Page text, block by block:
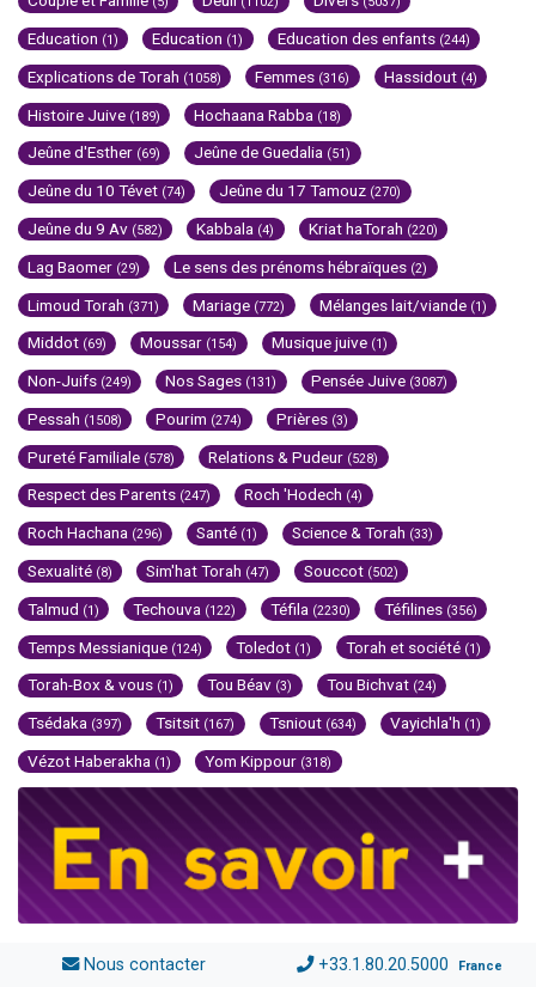
Education (1) Education (1) Education des enfants (244)
Explications de Torah (1058) Femmes (316) Hassidout (4)
Histoire Juive (189) Hochaana Rabba (18)
Jeûne d'Esther (69) Jeûne de Guedalia (51)
Jeûne du 10 Tévet (74) Jeûne du 17 Tamouz (270)
Jeûne du 9 Av (582) Kabbala (4) Kriat haTorah (220)
Lag Baomer (29) Le sens des prénoms hébraïques (2)
Limoud Torah (371) Mariage (772) Mélanges lait/viande (1)
Middot (69) Moussar (154) Musique juive (1)
Non-Juifs (249) Nos Sages (131) Pensée Juive (3087)
Pessah (1508) Pourim (274) Prières (3)
Pureté Familiale (578) Relations & Pudeur (528)
Respect des Parents (247) Roch 'Hodech (4)
Roch Hachana (296) Santé (1) Science & Torah (33)
Sexualité (8) Sim'hat Torah (47) Souccot (502)
Talmud (1) Techouva (122) Téfila (2230) Téfilines (356)
Temps Messianique (124) Toledot (1) Torah et société (1)
Torah-Box & vous (1) Tou Béav (3) Tou Bichvat (24)
Tsédaka (397) Tsitsit (167) Tsniout (634) Vayichla'h (1)
Vézot Haberakha (1) Yom Kippour (318)
Nous contacter +33.1.80.20.5000 France